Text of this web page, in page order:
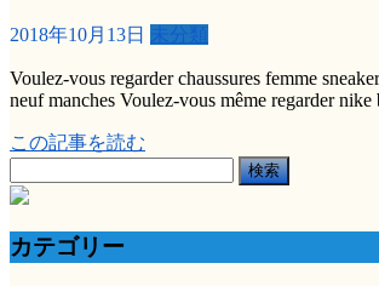
2018年10月13日 未分類
Voulez-vous regarder chaussures femme
neuf manches Voulez-vous même regarder
この記事を読む
索:
カテゴリー